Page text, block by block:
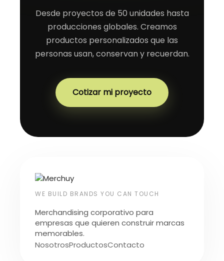
Desde proyectos de 50 unidades hasta
producciones globales. Creamos
productos personalizados que las
personas usan, conservan y recuerdan.
Cotizar mi proyecto
WE BUILD BRANDS YOU CAN TOUCH
Merchandising corporativo para
empresas que quieren construir marcas
memorables.
NosotrosProductosContacto